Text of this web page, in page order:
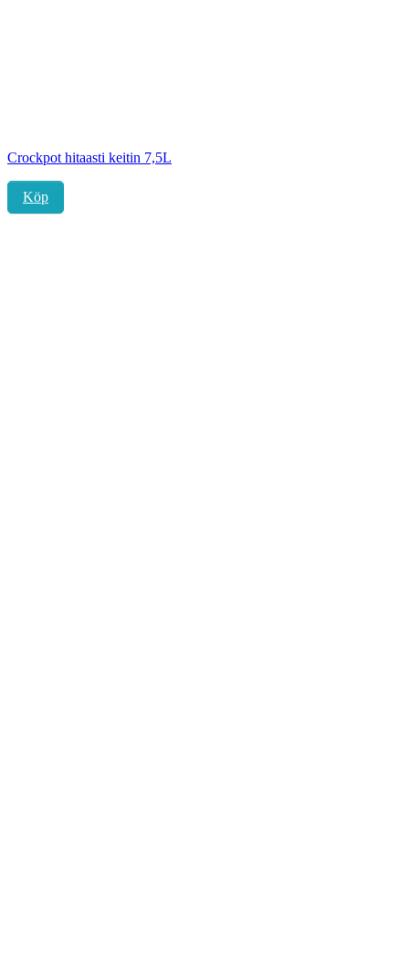
Crockpot hitaasti keitin 7,5L
Köp